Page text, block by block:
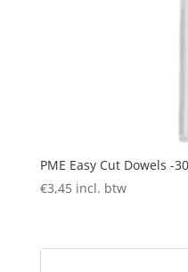
PME Easy Cut Dowels -
€3,45 incl. btw